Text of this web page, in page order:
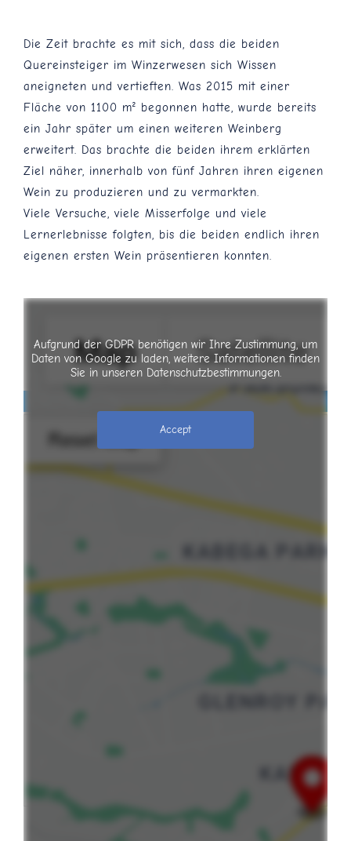
Die Zeit brachte es mit sich, dass die beiden
Quereinsteiger im Winzerwesen sich Wissen
aneigneten und vertieften. Was 2015 mit einer
Fläche von 1100 m² begonnen hatte, wurde bereits
ein Jahr später um einen weiteren Weinberg
erweitert. Das brachte die beiden ihrem erklärten
Ziel näher, innerhalb von fünf Jahren ihren eigenen
Wein zu produzieren und zu vermarkten.
Viele Versuche, viele Misserfolge und viele
Lernerlebnisse folgten, bis die beiden endlich ihren
eigenen ersten Wein präsentieren konnten.
Aufgrund der GDPR benötigen wir Ihre Zustimmung, um
Daten von Google zu laden, weitere Informationen finden
Sie in unseren Datenschutzbestimmungen.
Accept